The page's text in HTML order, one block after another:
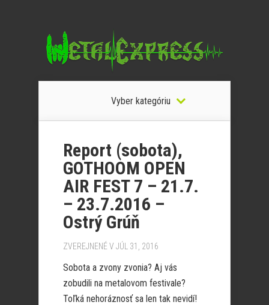
Vyber kategóriu
Report (sobota),
GOTHOOM OPEN
AIR FEST 7 – 21.7.
– 23.7.2016 –
Ostrý Grúň
ZVEREJNENÉ V JÚL 31, 2016
Sobota a zvony zvonia? Aj vás
zobudili na metalovom festivale?
Toľká nehoráznosť sa len tak nevidí!